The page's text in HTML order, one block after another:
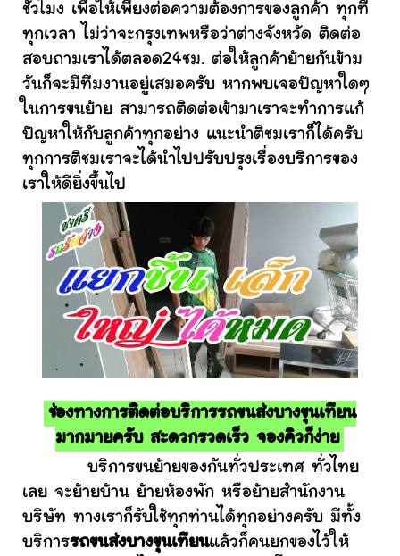
ชั่วโมง เพื่อให้เพียงต่อความต้องการของลูกค้า ทุกที่
ทุกเวลา ไม่ว่าจะกรุงเทพหรือว่าต่างจังหวัด ติดต่อ
สอบถามเราได้ตลอด24ชม. ต่อให้ลูกค้าย้ายกันข้าม
วันก็จะมีทีมงานอยู่เสมอครับ หากพบเจอปัญหาใดๆ
ในการขนย้าย สามารถติดต่อเข้ามาเราจะทำการแก้
ปัญหาให้กับลูกค้าทุกอย่าง แนะนำติชมเราก็ได้ครับ
ทุกการติชมเราจะได้นำไปปรับปรุงเรื่องบริการของ
เราให้ดียิ่งขึ้นไป
ช่องทางการติดต่อบริการรถขนส่งบางขุนเทียน
มากมายครับ สะดวกรวดเร็ว จองคิวก็ง่าย
บริการขนย้ายของกันทั่วประเทศ ทั่วไทย
เลย จะย้ายบ้าน ย้ายห้องพัก หรือย้ายสำนักงาน
บริษัท ทางเราก็รับใช้ทุกท่านได้ทุกอย่างครับ มีทั้ง
บริการรถขนส่งบางขุนเทียนแล้วก็คนยกของไว้ให้